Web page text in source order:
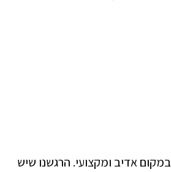
אדיב ומקצועי. הרגשנו שיש